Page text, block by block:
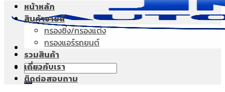
Search
for:
หน้าหลัก
สินค้าขายดี
กรองซิ่ง/กรองแต่ง
กรองแอร์รถยนต์
รวมสินค้า
เกี่ยวกับเรา
ติดต่อสอบถาม